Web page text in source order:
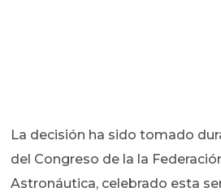
La decisión ha sido tomado
del Congreso de la la
Astronáutica, celebrado esta